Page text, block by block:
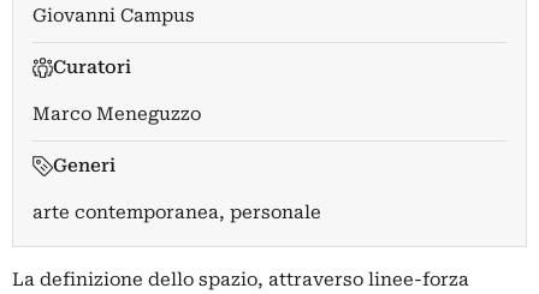
Giovanni Campus
Curatori
Marco Meneguzzo
Generi
arte contemporanea, personale
La definizione dello spazio, attraverso linee-forza